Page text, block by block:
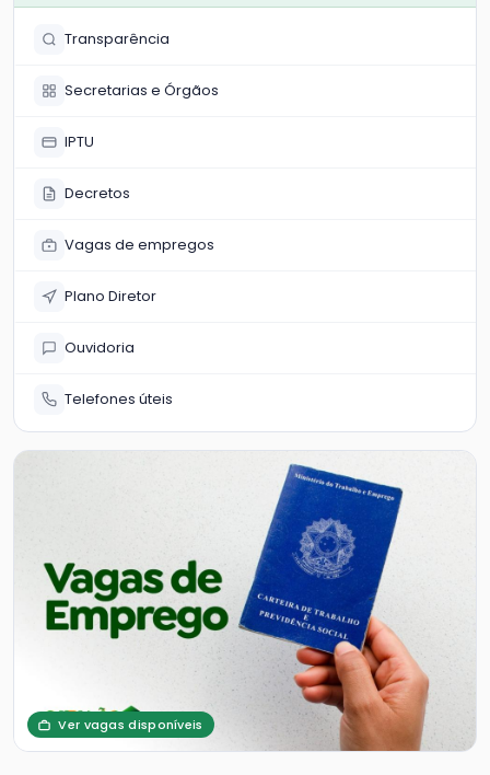
Transparência
Secretarias e Órgãos
IPTU
Decretos
Vagas de empregos
Plano Diretor
Ouvidoria
Telefones úteis
Ver vagas disponíveis